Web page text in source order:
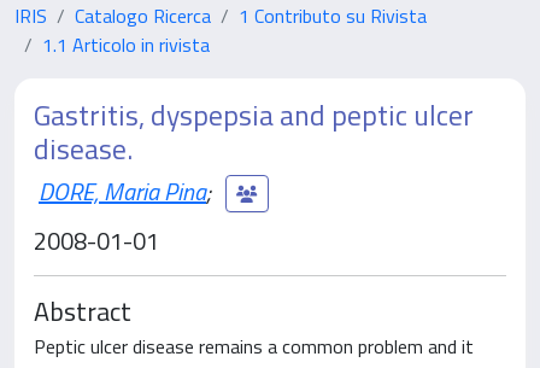
IRIS Catalogo Ricerca
1 Contributo su Rivista
1.1 Articolo in rivista
Gastritis, dyspepsia and peptic ulcer
disease.
DORE, Maria Pina;
2008-01-01
Abstract
Peptic ulcer disease remains a common problem and it